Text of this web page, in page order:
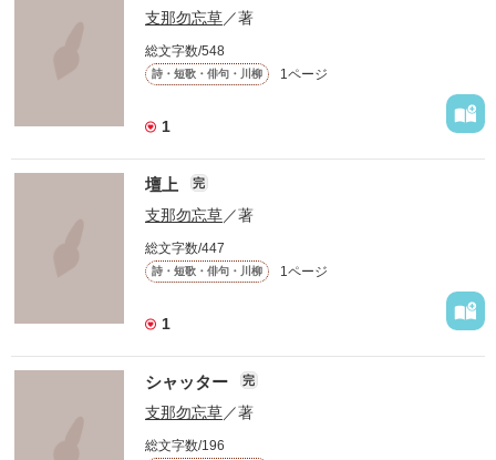
支那勿忘草／著
総文字数/548
詩・短歌・俳句・川柳 1ページ
1
壇上 完
支那勿忘草／著
総文字数/447
詩・短歌・俳句・川柳 1ページ
1
シャッター 完
支那勿忘草／著
総文字数/196